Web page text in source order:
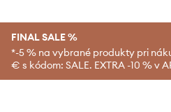
FINAL SALE %
*-5 % na vybrané produkty pri
€ s kódom: SALE. EXTRA -10 % v